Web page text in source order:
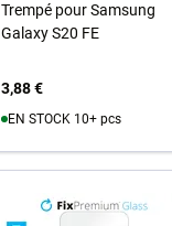
Trempé pour Samsung
Galaxy S20 FE
3,88 €
EN STOCK 10+ pcs